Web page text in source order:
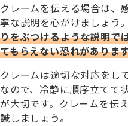
クレームを伝える場合は、
寧な説明を心がけましょう
りをぶつけるような説明で
てもらえない恐れがありま
クレームは適切な対応をし
なので、冷静に順序立てて
が大切です。クレームを伝
識しましょう。